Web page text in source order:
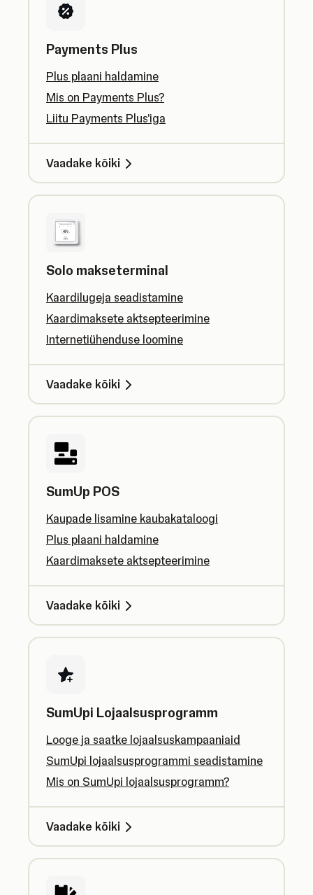
Payments Plus
Plus plaani haldamine
Mis on Payments Plus?
Liitu Payments Plus'iga
Vaadake kõiki
Solo makseterminal
Kaardilugeja seadistamine
Kaardimaksete aktsepteerimine
Internetiühenduse loomine
Vaadake kõiki
SumUp POS
Kaupade lisamine kaubakataloogi
Plus plaani haldamine
Kaardimaksete aktsepteerimine
Vaadake kõiki
SumUpi Lojaalsusprogramm
Looge ja saatke lojaalsuskampaaniaid
SumUpi lojaalsusprogrammi seadistamine
Mis on SumUpi lojaalsusprogramm?
Vaadake kõiki